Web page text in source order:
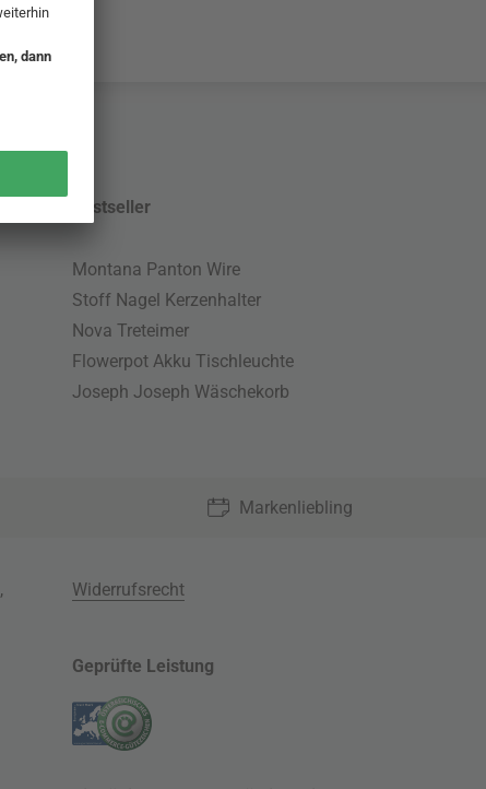
Bestseller
Montana Panton Wire
Stoff Nagel Kerzenhalter
Nova Treteimer
Flowerpot Akku Tischleuchte
Joseph Joseph Wäschekorb
Markenliebling
,
Widerrufsrecht
Geprüfte Leistung